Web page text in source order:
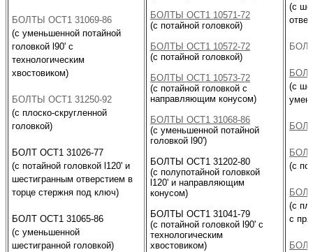
БОЛТЫ ОСТ1 31069-86
(с уменьшенной потайной
головкой l90' с
технологическим
хвостовиком)
БОЛТЫ ОСТ1 31250-92
(с плоско-скругленной
головкой)
БОЛТ ОСТ1 31026-77
(с потайной головкой l120' и
шестигранным отверстием в
торце стержня под ключ)
БОЛТ ОСТ1 31065-86
(с уменьшенной
шестигранной головкой)
БОЛТЫ ОСТ1 10571-72
(с потайной головкой)
БОЛТЫ ОСТ1 10572-72
(с потайной головкой)
БОЛТЫ ОСТ1 10573-72
(с потайной головкой с
направляющим конусом)
БОЛТЫ ОСТ1 31068-86
(с уменьшенной потайной
головкой l90')
БОЛТЫ ОСТ1 31202-80
(с полупотайной головкой
l120' и направляющим
конусом)
БОЛТЫ ОСТ1 31041-79
(с потайной головкой l90' с
технологическим
хвостовиком)
(с
(с
(с
(с
с